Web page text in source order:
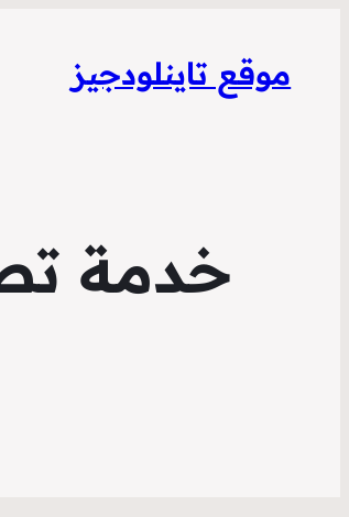
موقع تاينلودجيز
خدمة